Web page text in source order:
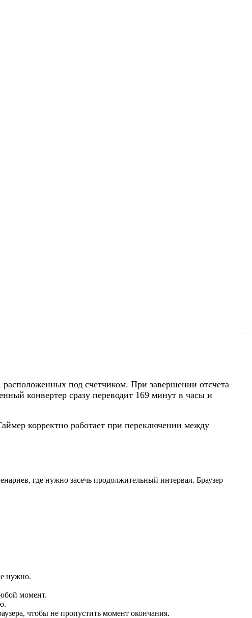
под счетчиком. При завершении отсчета
конвертер сразу переводит 169 минут в часы и
корректно работает при переключении между
где нужно засечь продолжительный интервал. Браузер
нужно.
момент.
чтобы не пропустить момент окончания.